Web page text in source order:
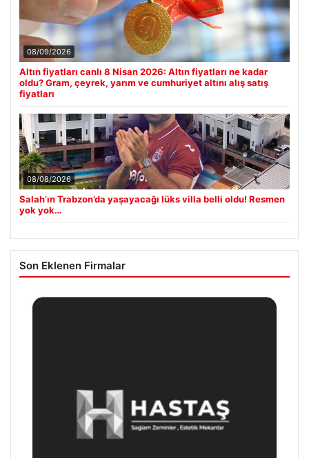
08/09/2026
Altın fiyatları canlı 8 Nisan 2026: Altın fiyatları ne kadar
oldu? Gram, çeyrek, yarım ve cumhuriyet altını alış satış
fiyatları
08/08/2026
Salah’ın Trabzon’da yaşayacağı lüks villa belli oldu! Resmen
yok yok…
Son Eklenen Firmalar